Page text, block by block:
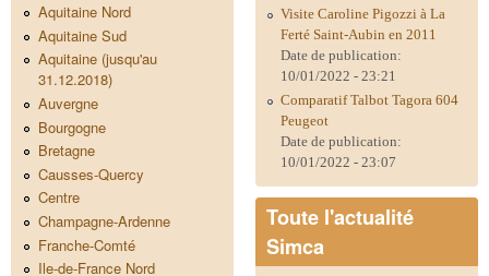
Aquitaine Nord
Aquitaine Sud
Aquitaine (jusqu'au
31.12.2018)
Auvergne
Bourgogne
Bretagne
Causses-Quercy
Centre
Champagne-Ardenne
Franche-Comté
Ile-de-France Nord
Visite Caroline Pigozzi à La
Ferté Saint-Aubin en 2011
Date de publication:
10/01/2022 - 23:21
Comparatif Talbot Tagora 604
Peugeot
Date de publication:
10/01/2022 - 23:07
Toute l'actualité
Simca